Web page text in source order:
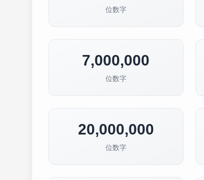
位数字
7,000,000
位数字
20,000,000
位数字